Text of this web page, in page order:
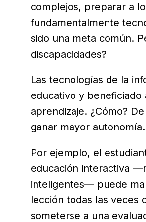
complejos, preparar a
fundamentalmente
sido una meta común.
discapacidades?
Las tecnologías de la
educativo y
aprendizaje. ¿Cómo?
ganar mayor autonomía.
Por ejemplo, el
educación interactiva
inteligentes— puede
lección todas las veces
someterse a una